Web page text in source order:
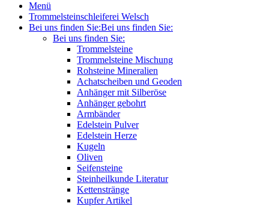
Menü
Trommelsteinschleiferei Welsch
Bei uns finden Sie:Bei uns finden Sie:
Bei uns finden Sie:
Trommelsteine
Trommelsteine Mischung
Rohsteine Mineralien
Achatscheiben und Geoden
Anhänger mit Silberöse
Anhänger gebohrt
Armbänder
Edelstein Pulver
Edelstein Herze
Kugeln
Oliven
Seifensteine
Steinheilkunde Literatur
Kettenstränge
Kupfer Artikel